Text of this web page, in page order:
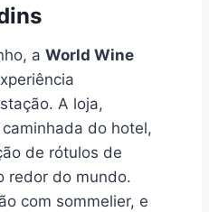
a World Wine
A loja,
do hotel,
de rótulos de
redor do mundo.
com sommelier, e